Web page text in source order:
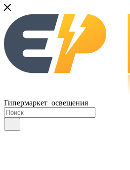
Гипермаркет освещения